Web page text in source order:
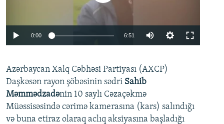
Auto 240p 360p
720p 1080p
0:00 6:51
360p
720p
1080p
Azərbaycan Xalq Cəbhəsi Partiyası (AXCP)
Daşkəsən rayon şöbəsinin sədri Sahib
Məmmədzadənin 10 saylı Cəzaçəkmə
Müəssisəsində cərimə kamerasına (kars) salındığı
və buna etiraz olaraq aclıq aksiyasına başladığı